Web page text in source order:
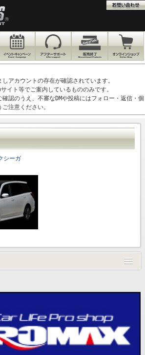
アカウントの存在が確認されています。
イト等でご案内しているもののみです。
認のうえ、不審なDMや投稿にはフォロー・返信・個
注意ください。
シーガ